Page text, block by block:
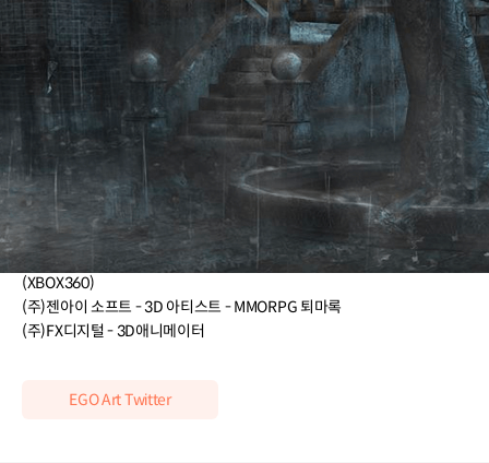
이력 및 경력
전) 경민대학교 전임 교수
(주)혼소프트 - 트랙 제작 실장 - 현대 자동차 VR
(주)트리니티 게임즈 - 아트 디렉터 - SD 건담 넥스트 레볼루션
(주)바른손 게임즈 - 아트 디렉터 - 프로젝트 A
남코 반다이 아메리카 U.S.A - 3D 배경 리드 아티스트 - 아프로 사무라이
(PS3), 드래곤볼(PSP), 스플레터 하우스(PS3)
액티비전 하이문 스튜디오 U.S.A - 3D 배경 아티스트 - 본 아이덴티티
(XBOX360)
(주)젠아이 소프트 - 3D 아티스트 - MMORPG 퇴마록
(주)FX디지털 - 3D애니메이터
EGO Art Twitter